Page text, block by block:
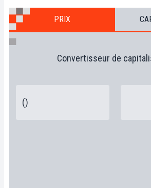
PRIX
Convertisseur de